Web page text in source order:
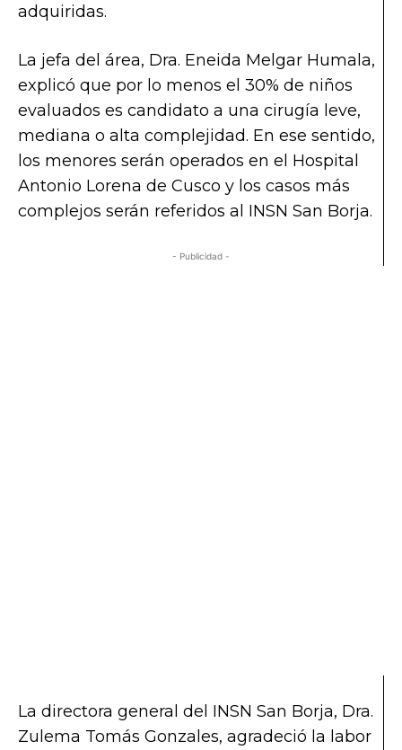
adquiridas.
La jefa del área, Dra. Eneida Melgar Humala,
explicó que por lo menos el 30% de niños
evaluados es candidato a una cirugía leve,
mediana o alta complejidad. En ese sentido,
los menores serán operados en el Hospital
Antonio Lorena de Cusco y los casos más
complejos serán referidos al INSN San Borja.
- Publicidad -
La directora general del INSN San Borja, Dra.
Zulema Tomás Gonzales, agradeció la labor